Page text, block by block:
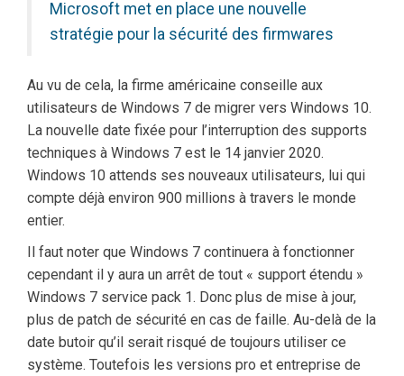
Microsoft met en place une nouvelle
stratégie pour la sécurité des firmwares
Au vu de cela, la firme américaine conseille aux
utilisateurs de Windows 7 de migrer vers Windows 10.
La nouvelle date fixée pour l’interruption des supports
techniques à Windows 7 est le 14 janvier 2020.
Windows 10 attends ses nouveaux utilisateurs, lui qui
compte déjà environ 900 millions à travers le monde
entier.
Il faut noter que Windows 7 continuera à fonctionner
cependant il y aura un arrêt de tout « support étendu »
Windows 7 service pack 1. Donc plus de mise à jour,
plus de patch de sécurité en cas de faille. Au-delà de la
date butoir qu’il serait risqué de toujours utiliser ce
système. Toutefois les versions pro et entreprise de